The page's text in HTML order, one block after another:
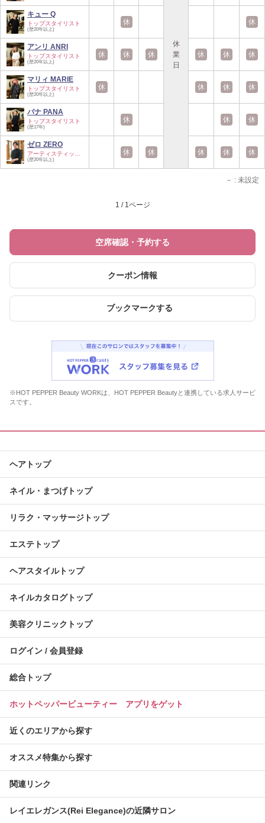
キュー Q
トップスタイリスト
(歴20年以上)
アンリ ANRI
トップスタイリスト
(歴20年以上)
マリィ MARIE
トップスタイリスト
(歴20年以上)
パナ PANA
トップスタイリスト
(歴17年)
ゼロ ZERO
(歴20年以上)
休
業
日
休 休
休 休 休 休 休 休
休 休 休 休
休 休 休
休 休 休 休 休
－ : 未設定
1 / 1ページ
空席確認・予約する
クーポン情報
ブックマークする
※HOT PEPPER Beauty WORKは、HOT PEPPER Beautyと連携している求人サービ
スです。
ヘアトップ
ネイル・まつげトップ
リラク・マッサージトップ
エステトップ
ヘアスタイルトップ
ネイルカタログトップ
美容クリニックトップ
ログイン / 会員登録
総合トップ
ホットペッパービューティー アプリをゲット
近くのエリアから探す
オススメ特集から探す
関連リンク
レイエレガンス(Rei Elegance)の近隣サロン